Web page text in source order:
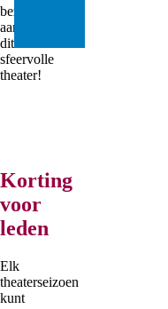
bezoek
aan
dit
sfeervolle
theater!
Korting
voor
leden
Elk
theaterseizoen
kunt